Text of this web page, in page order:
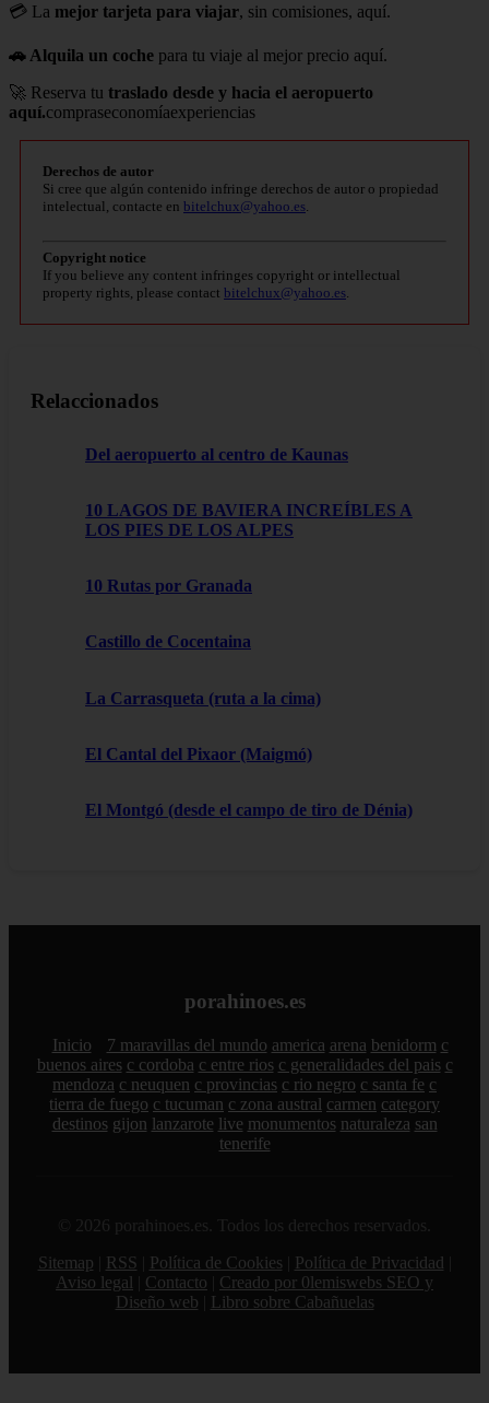
💳 La mejor tarjeta para viajar, sin comisiones, aquí.
🚗 Alquila un coche para tu viaje al mejor precio aquí.
🚀 Reserva tu traslado desde y hacia el aeropuerto
aquí.compraseconomíaexperiencias
Derechos de autor
Si cree que algún contenido infringe derechos de autor o propiedad
intelectual, contacte en bitelchux@yahoo.es.
Copyright notice
If you believe any content infringes copyright or intellectual
property rights, please contact bitelchux@yahoo.es.
Relaccionados
Del aeropuerto al centro de Kaunas
10 LAGOS DE BAVIERA INCREÍBLES A
LOS PIES DE LOS ALPES
10 Rutas por Granada
Castillo de Cocentaina
La Carrasqueta (ruta a la cima)
El Cantal del Pixaor (Maigmó)
El Montgó (desde el campo de tiro de Dénia)
porahinoes.es
Inicio 7 maravillas del mundo america arena benidorm c
buenos aires c cordoba c entre rios c generalidades del pais c
mendoza c neuquen c provincias c rio negro c santa fe c
tierra de fuego c tucuman c zona austral carmen category
destinos gijon lanzarote live monumentos naturaleza san
tenerife
© 2026 porahinoes.es. Todos los derechos reservados.
Sitemap
RSS Política de Cookies Política de Privacidad
Aviso legal
Contacto
Creado por 0lemiswebs SEO y
Diseño web
Libro sobre Cabañuelas